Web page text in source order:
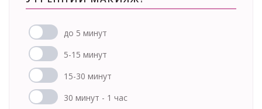
до 5 минут
5-15 минут
15-30 минут
30 минут - 1 час